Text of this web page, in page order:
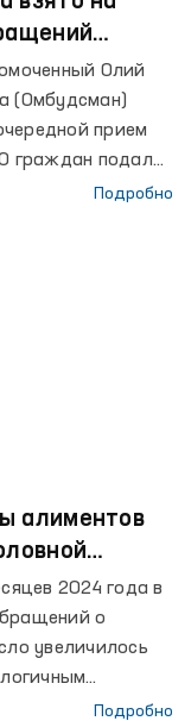
сумма
миллионов
Олий
(Омбудсман)
прием
граждан подали
трудовых
и
Подробно
алиментов
2024 года в
о
увеличилось
Подробно